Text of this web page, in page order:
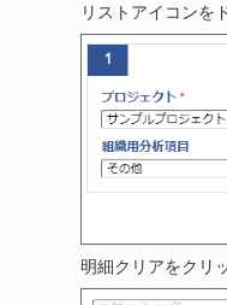
リストアイコンを
明細クリアをクリ